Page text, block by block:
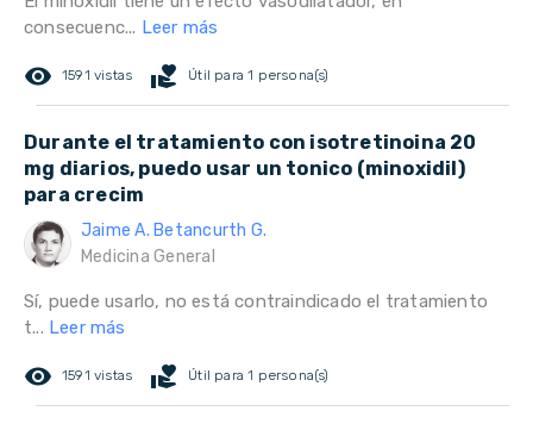
consecuenc... Leer más
remove_red_eye 1591 vistas volunteer_activism Útil para 1 persona(s)
Durante el tratamiento con isotretinoina 20
mg diarios, puedo usar un tonico (minoxidil)
para crecim
Jaime A. Betancurth G.
Medicina General
Sí, puede usarlo, no está contraindicado el tratamiento
t... Leer más
remove_red_eye 1591 vistas volunteer_activism Útil para 1 persona(s)